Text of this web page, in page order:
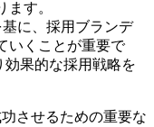
す。
に、採用ブランデ
いくことが重要で
果的な採用戦略を
させるための重要な